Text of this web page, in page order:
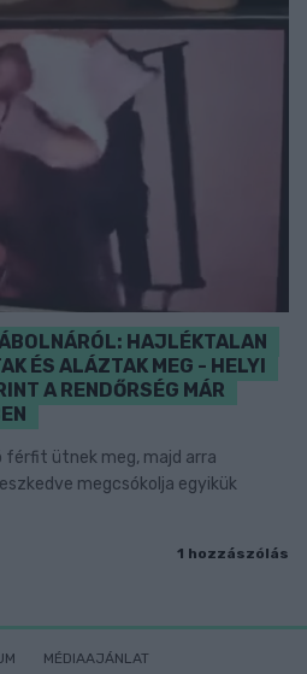
HAJLÉKTALAN
ÉS ALÁZTAK MEG - HELYI
A RENDŐRSÉG MÁR
férfit ütnek meg, majd arra
megcsókolja egyikük
1 hozzászólás
MÉDIAAJÁNLAT